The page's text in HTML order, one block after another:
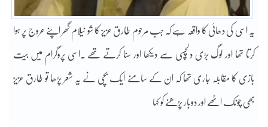
یہ اسی کی دھائی کا واقعہ ہے کہ جب مرحوم طارق عزیز کا شو نیلام گھر اپنے عروج پر ہوا
کرتا تھا اور لوگ بڑی دلچسپی سے دیکھا اور سنا کرتے تھے ۔اسی پروگرام میں بیت
بازی کا مقابلہ جاری تھا کہ ان کے سامنے ایک بچی نے یہ شعر پڑھا تو طارق عزیز
بھی چونک اٹھے اور دوبار پڑھنے کو کہا